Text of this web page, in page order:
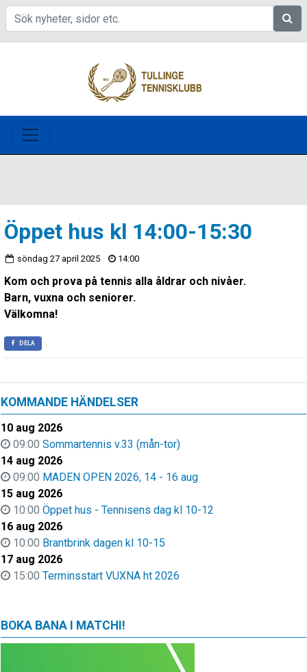
Sök
KOMMANDE HÄNDELSER
10 aug 2026
09:00 Sommartennis v.33 (mån-tor)
14 aug 2026
09:00 MADEN OPEN 2026, 14 - 16 aug
15 aug 2026
10:00 Öppet hus - Tennisens dag kl 10-12
16 aug 2026
10:00 Brantbrink dagen kl 10-15
17 aug 2026
15:00 Terminsstart VUXNA ht 2026
BOKA BANA I MATCHI!
Öppet hus kl 14:00-15:30
söndag 27 april 2025 14:00
Kom och prova på tennis alla åldrar och nivåer.
Barn, vuxna och seniorer.
Välkomna!
DELA